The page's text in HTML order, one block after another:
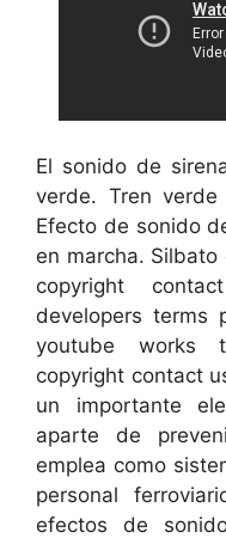
El sonido de
verde. Tren
Efecto de sonido
en marcha.
copyright
developers terms
youtube works
copyright contact
un importante
aparte de
emplea como
personal
efectos de